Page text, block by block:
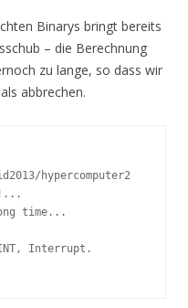
Binarys bringt bereits
– die Berechnung
zu lange, so dass wir
abbrechen.
hypercomputer2
time...